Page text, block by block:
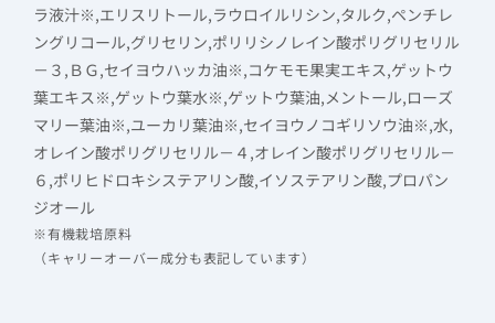
ラ液汁※,エリスリトール,ラウロイルリシン,タルク,ペンチレ
ングリコール,グリセリン,ポリリシノレイン酸ポリグリセリル
－３,ＢＧ,セイヨウハッカ油※,コケモモ果実エキス,ゲットウ
葉エキス※,ゲットウ葉水※,ゲットウ葉油,メントール,ローズ
マリー葉油※,ユーカリ葉油※,セイヨウノコギリソウ油※,水,
オレイン酸ポリグリセリル－４,オレイン酸ポリグリセリル－
６,ポリヒドロキシステアリン酸,イソステアリン酸,プロパン
ジオール
※有機栽培原料
（キャリーオーバー成分も表記しています）